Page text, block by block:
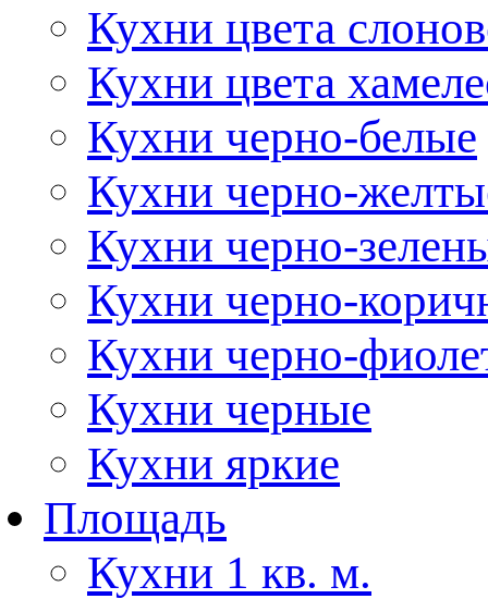
Кухни цвета
Кухни цвета
Кухни черно-белые
Кухни черно-
Кухни черно-
Кухни черно-
Кухни черно-
Кухни черные
Кухни яркие
Площадь
Кухни 1 кв. м.